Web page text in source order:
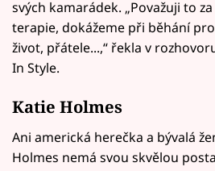
svých kamarádek. „Považuji to
terapie, dokážeme při běhání
život, přátele...,“ řekla v
In Style.
Katie Holmes
Ani americká herečka a bývalá
Holmes nemá svou skvělou